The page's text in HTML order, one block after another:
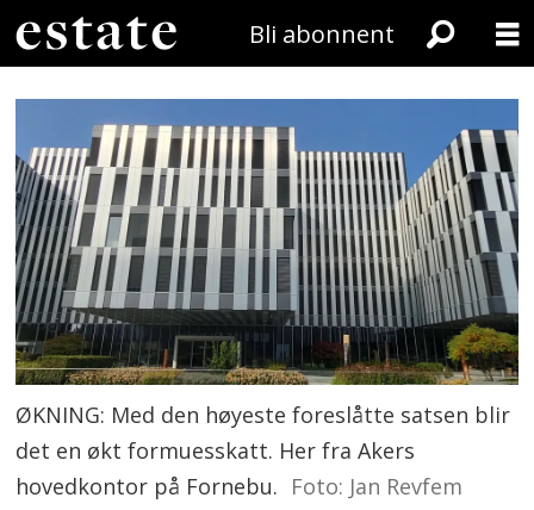
Bli abonnent
ØKNING: Med den høyeste foreslåtte satsen blir
det en økt formuesskatt. Her fra Akers
hovedkontor på Fornebu. Foto: Jan Revfem